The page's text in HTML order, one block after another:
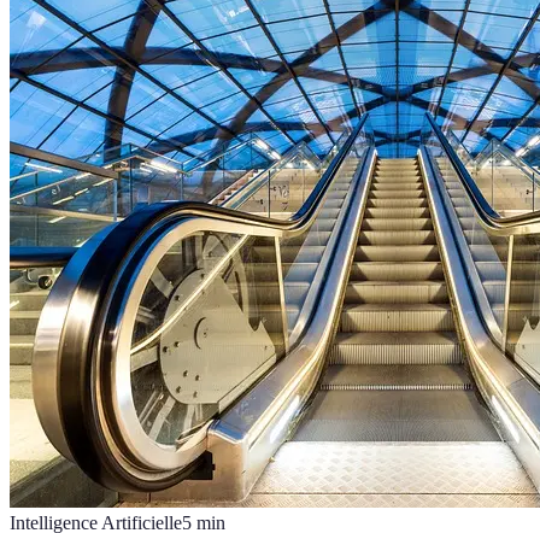
Intelligence Artificielle5 min